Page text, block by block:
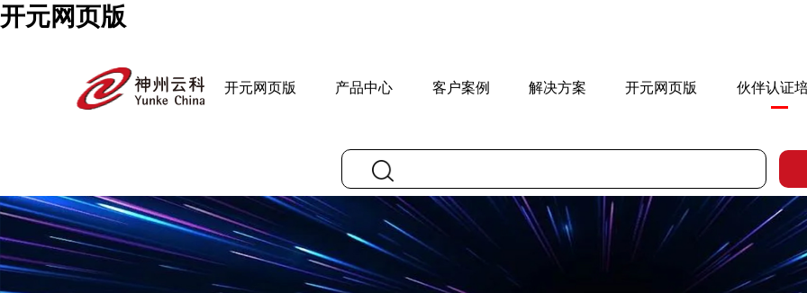
开元网页版
开元网页版 产品中心 客户案例 解决方案 开元网页版 伙伴认证